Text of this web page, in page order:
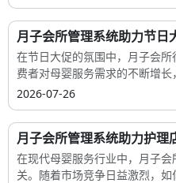
月子会所管理系统助力节日
在节日大促的氛围中，月子会
费者对母婴服务需求的不断增长
2026-07-26
月子会所管理系统助力护理
在现代母婴服务行业中，月子
关。随着市场竞争日益激烈，